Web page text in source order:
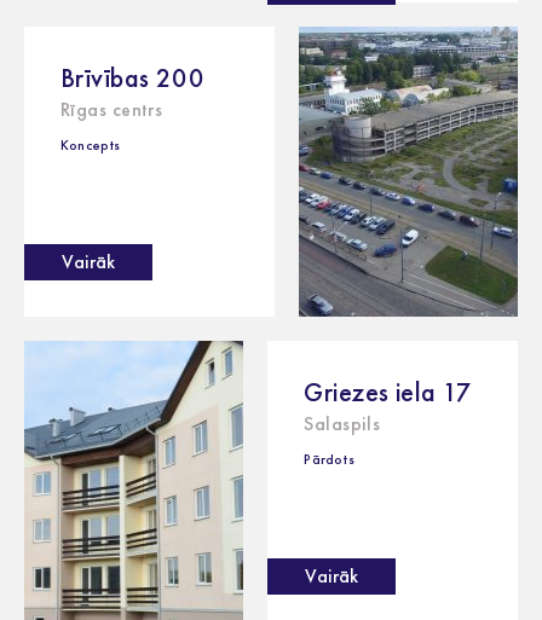
Brīvības 200
Rīgas centrs
Koncepts
Vairāk
Griezes iela 17
Salaspils
Pārdots
Vairāk